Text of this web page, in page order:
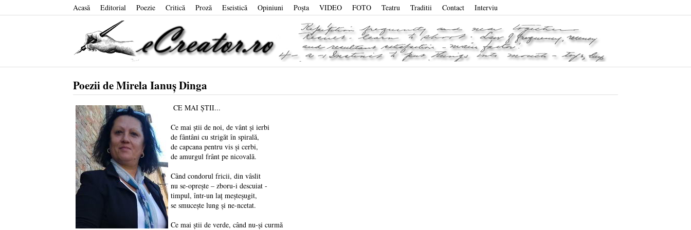
Acasă Editorial Poezie Critică Proză Eseistică Opiniuni Poşta VIDEO FOTO Teatru Traditii Contact Interviu
Poezii de Mirela Ianuș Dinga
CE MAI ȘTII...
Ce mai știi de noi, de vânt și ierbi
de fântâni cu strigăt în spirală,
de capcana pentru vis și cerbi,
de amurgul frânt pe nicovală.
Când condorul fricii, din vâslit
nu se-oprește – zboru-i descuiat -
timpul, într-un laț meșteșugit,
se smucește lung și ne-ncetat.
Ce mai știi de verde, când nu-și curmă